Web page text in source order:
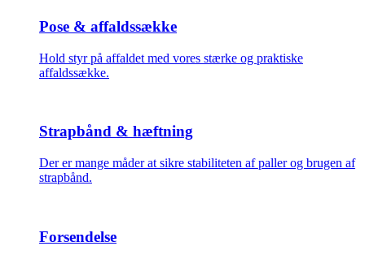
Pose & affaldssække
Hold styr på affaldet med vores stærke og praktiske
affaldssække.
Strapbånd & hæftning
Der er mange måder at sikre stabiliteten af paller og brugen af
strapbånd.
Forsendelse